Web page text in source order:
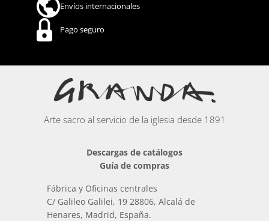
Envíos internacionales
Pago seguro
Arte sacro al servicio de la iglesia desde 1891
Descargas de catálogos
Guía de compras
Fábrica y Oficinas centrales
C/ Galileo Galilei, 19 28806, Alcalá de
Henares, Madrid, España.